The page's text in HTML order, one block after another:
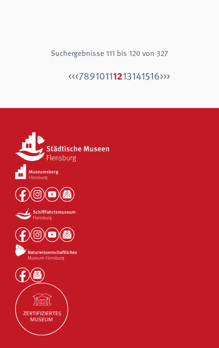
Suchergebnisse 111 bis 120 von 327
<<<78910111213141516>>>